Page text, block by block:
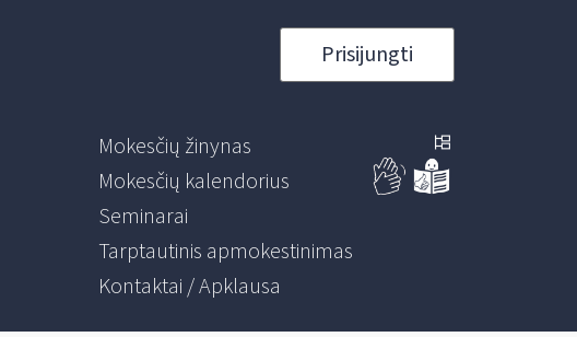
Prisijungti
Mokesčių žinynas
Mokesčių kalendorius
Seminarai
Tarptautinis apmokestinimas
Kontaktai / Apklausa